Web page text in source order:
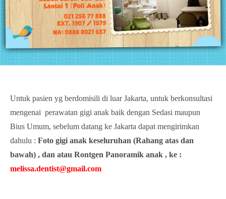
Untuk pasien yg berdomisili di luar Jakarta, untuk berkonsultasi
mengenai perawatan gigi anak baik dengan Sedasi maupun
Bius Umum, sebelum datang ke Jakarta dapat mengirimkan
dahulu : Foto gigi anak keseluruhan (Rahang atas dan
bawah) , dan atau Rontgen Panoramik anak , ke :
melissa.dentist@gmail.com